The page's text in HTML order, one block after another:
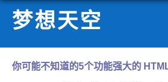
梦想天空
你可能不知道的5个功能强大的